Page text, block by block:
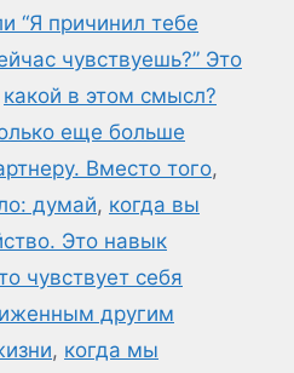
“Я причинил тебе
чувствуешь?” Это
какой в этом смысл?
еще больше
Вместо того,
думай, когда вы
Это навык
чувствует себя
другим
, когда мы